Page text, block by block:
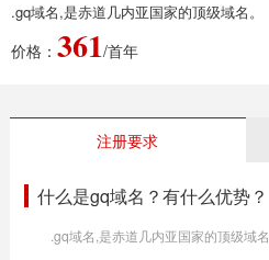
.gq域名,是赤道几内亚国家的顶级域名。
价格： 361/首年
注册要求
什么是gq域名？有什么优势？
.gq域名,是赤道几内亚国家的顶级域名